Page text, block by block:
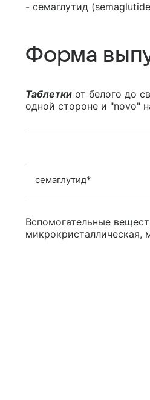
- семаглутид
Форма
Таблетки от белого до
одной стороне и "novo"
семаглутид*
Вспомогательные
микрокристаллическая,